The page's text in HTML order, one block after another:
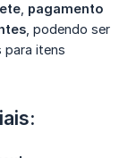
pagamento
, podendo ser
para itens